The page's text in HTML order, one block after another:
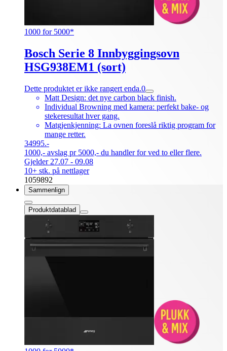
1000 for 5000*
Bosch Serie 8 Innbyggingsovn
HSG938EM1 (sort)
Dette produktet er ikke rangert enda.0
Matt Design: det nye carbon black finish.
Individual Browning med kamera: perfekt bake- og
stekeresultat hver gang.
Matgjenkjenning: La ovnen foreslå riktig program for
mange retter.
34995.-
1000,- avslag pr 5000,- du handler for ved to eller flere.
Gjelder 27.07 - 09.08
10+ stk. på nettlager
1059892
Sammenlign
Produktdatablad